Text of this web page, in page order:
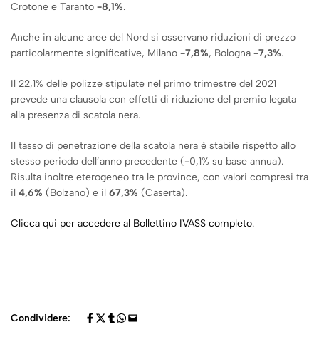
Crotone e Taranto -8,1%.
Anche in alcune aree del Nord si osservano riduzioni di prezzo
particolarmente significative, Milano -7,8%, Bologna -7,3%.
Il 22,1% delle polizze stipulate nel primo trimestre del 2021
prevede una clausola con effetti di riduzione del premio legata
alla presenza di scatola nera.
Il tasso di penetrazione della scatola nera è stabile rispetto allo
stesso periodo dell’anno precedente (-0,1% su base annua).
Risulta inoltre eterogeneo tra le province, con valori compresi tra
il 4,6% (Bolzano) e il 67,3% (Caserta).
Clicca qui per accedere al Bollettino IVASS completo.
Condividere: